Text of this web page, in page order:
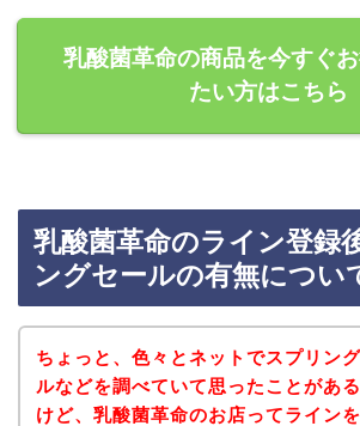
乳酸菌革命の商品を今すぐ
たい方はこちら
乳酸菌革命のライン登録
ングセールの有無につい
ちょっと、色々とネットでスプリン
ルなどを調べていて思ったことがあ
けど、乳酸菌革命のお店ってライン